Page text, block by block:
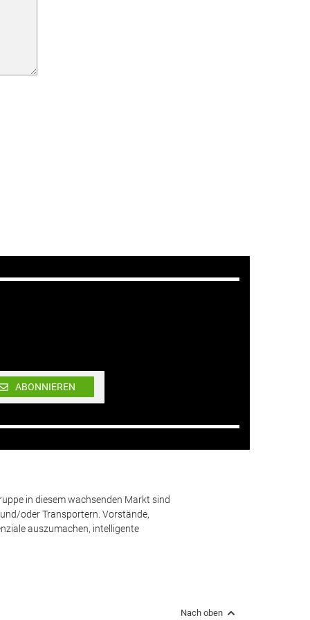
ABONNIEREN
in diesem wachsenden Markt sind
oder Transportern. Vorstände,
auszumachen, intelligente
Nach oben